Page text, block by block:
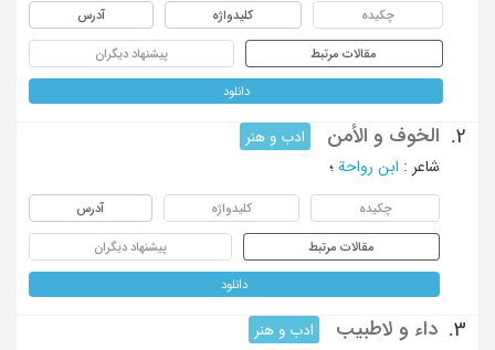
چکیده کلیدواژه آدرس
مقالات مرتبط پیشنهاد دیگران
دانلود
2. الخوف و الأمن
ادب و هنر
شاعر : ابن رواحة ؛
چکیده کلیدواژه آدرس
مقالات مرتبط پیشنهاد دیگران
دانلود
3. داء و لاطبیب
ادب و هنر